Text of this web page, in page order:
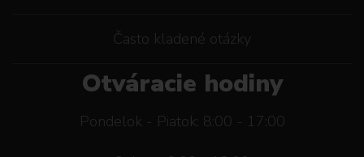
Často kladené otázky
Otváracie hodiny
Pondelok - Piatok: 8:00 - 17:00